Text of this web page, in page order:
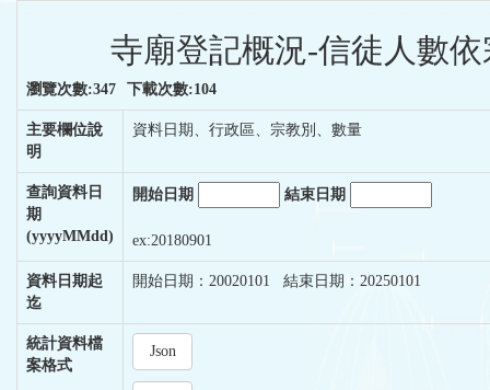
寺廟登記概況-信徒人數
瀏覽次數:347 下載次數:104
主要欄位說
明
資料日期、行政區、宗教別、數量
查詢資料日
期
(yyyyMMdd)
開始日期 結束日期
ex:20180901
資料日期起
迄
開始日期：20020101 結束日期：20250101
統計資料檔
案格式
Json